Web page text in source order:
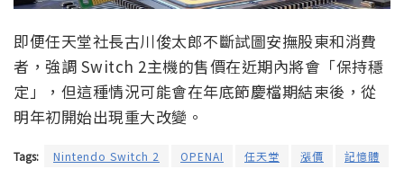
即便任天堂社長古川俊太郎不斷試圖安撫股東和消費
者，強調 Switch 2主機的售價在近期內將會「保持穩
定」，但這種情況可能會在年底節慶檔期結束後，從
明年初開始出現重大改變。
Tags: Nintendo Switch 2 OPENAI 任天堂 漲價 記憶體